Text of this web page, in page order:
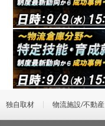
独自取材 物流施設/不動産